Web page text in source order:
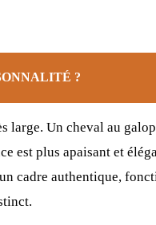
?
large. Un cheval au
est plus apaisant et
cadre authentique,